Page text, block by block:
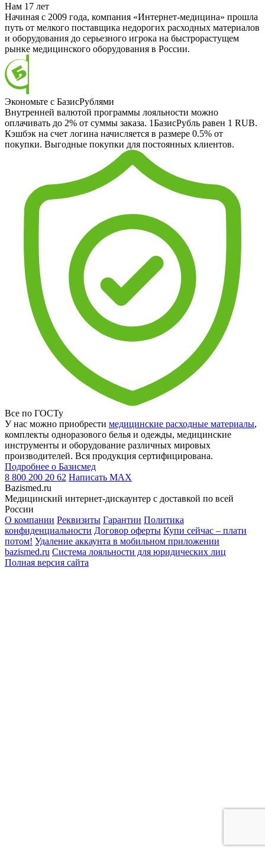
Нам 17 лет
Начиная с 2009 года, компания «Интернет-медицина» прошла
путь от мелкого поставщика недорогих расходных материалов
и оборудования до серьезного игрока на быстрорастущем
рынке медицинского оборудования в России.
Экономьте с БазисРублями
Внутренней валютой программы лояльности можно
оплачивать до 2% от суммы заказа. 1БазисРубль равен 1 RUB.
Кэшбэк на счет логина начисляется в размере 0.5% от
покупки. Выгодные покупки для постоянных клиентов.
Все по ГОСТу
У нас можно приобрести медицинские расходные материалы,
комплекты одноразового белья и одежды, медицинские
инструменты и оборудование различных мировых
производителей. Вся продукция сертифицирована.
Подробнее о Базисмед
8 800 200 20 62 Написать MAX
Bazismed.ru
Медицинский интернет-дискаунтер с доставкой по всей
России
О компании Реквизиты Гарантии Политика
конфиденциальности Договор оферты Купи сейчас – плати
потом! Удаление аккаунта в мобильном приложении
bazismed.ru Система лояльности для юридических лиц
Полная версия сайта